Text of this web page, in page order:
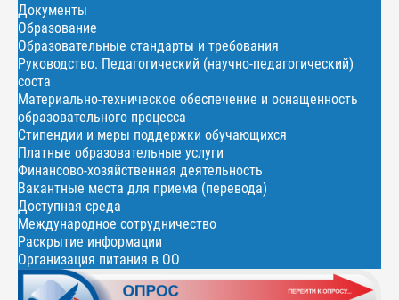
Документы
Образование
Образовательные стандарты и требования
Руководство. Педагогический (научно-педагогический)
соста
Материально-техническое обеспечение и оснащенность
образовательного процесса
Стипендии и меры поддержки обучающихся
Платные образовательные услуги
Финансово-хозяйственная деятельность
Вакантные места для приема (перевода)
Доступная среда
Международное сотрудничество
Раскрытие информации
Организация питания в ОО